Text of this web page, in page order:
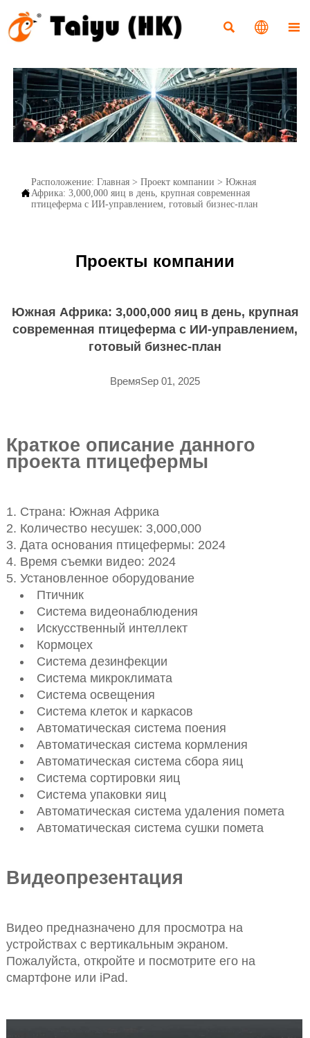
  

Расположение: Главная> Проект компании > Южная
Африка: 3,000,000 яиц в день, крупная современная
птицеферма с ИИ-управлением, готовый бизнес-план
Проекты компании
Южная Африка: 3,000,000 яиц в день, крупная
современная птицеферма с ИИ-управлением,
готовый бизнес-план
ВремяSep 01, 2025
Краткое описание данного
проекта птицефермы
Страна: Южная Африка
Количество несушек: 3,000,000
Дата основания птицефермы: 2024
Время съемки видео: 2024
Установленное оборудование
Птичник
Система видеонаблюдения
Искусственный интеллект
Кормоцех
Система дезинфекции
Система микроклимата
Система освещения
Система клеток и каркасов
Автоматическая система поения
Автоматическая система кормления
Автоматическая система сбора яиц
Система сортировки яиц
Система упаковки яиц
Автоматическая система удаления помета
Автоматическая система сушки помета
Видеопрезентация
Видео предназначено для просмотра на
устройствах с вертикальным экраном.
Пожалуйста, откройте и посмотрите его на
смартфоне или iPad.